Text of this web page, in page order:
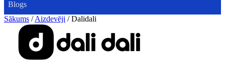
Blogs
Sākums / Aizdevēji / Dalidali